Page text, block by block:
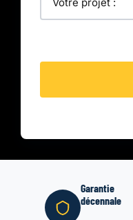
Garantie
décennale